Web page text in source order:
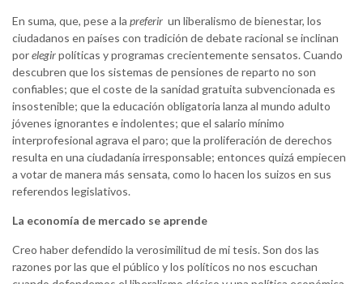
En suma, que, pese a la preferir un liberalismo de bienestar, los
ciudadanos en países con tradición de debate racional se inclinan
porelegirpolíticas y programas crecientemente sensatos. Cuando
descubren que los sistemas de pensiones de reparto no son
confiables; que el coste de la sanidad gratuita subvencionada es
insostenible; que la educación obligatoria lanza al mundo adulto
jóvenes ignorantes e indolentes; que el salario mínimo
interprofesional agrava el paro; que la proliferación de derechos
resulta en una ciudadanía irresponsable; entonces quizá empiecen
a votar de manera más sensata, como lo hacen los suizos en sus
referendos legislativos.
La economía de mercado se aprende
Creo haber defendido la verosimilitud de mi tesis. Son dos las
razones por las que el público y los políticos no nos escuchan